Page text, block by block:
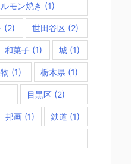
モン焼き (1)
(2) 世田谷区 (2)
和菓子 (1) 城 (1)
(1) 栃木県 (1)
目黒区(2)
邦画(1) 鉄道 (1)